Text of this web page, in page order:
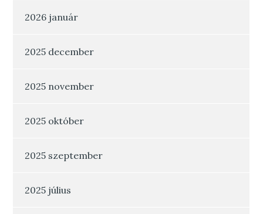
2026 január
2025 december
2025 november
2025 október
2025 szeptember
2025 július